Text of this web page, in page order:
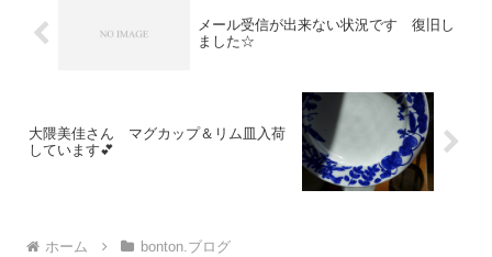
メール受信が出来ない状況です 復旧し
ました☆
大隈美佳さん マグカップ＆リム皿入荷
しています💕
ホーム bonton.ブログ